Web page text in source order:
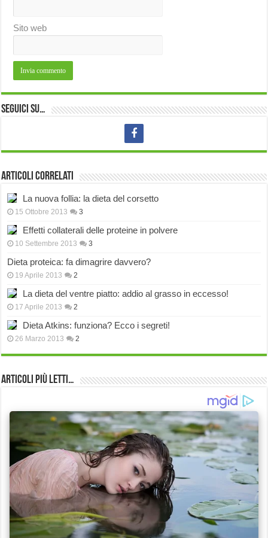
Sito web
Seguici su…
Articoli correlati
La nuova follia: la dieta del corsetto
15 Ottobre 2013 3
Effetti collaterali delle proteine in polvere
10 Settembre 2013 3
Dieta proteica: fa dimagrire davvero?
19 Aprile 2013 2
La dieta del ventre piatto: addio al grasso in eccesso!
17 Aprile 2013 2
Dieta Atkins: funziona? Ecco i segreti!
26 Marzo 2013 2
Articoli più Letti…